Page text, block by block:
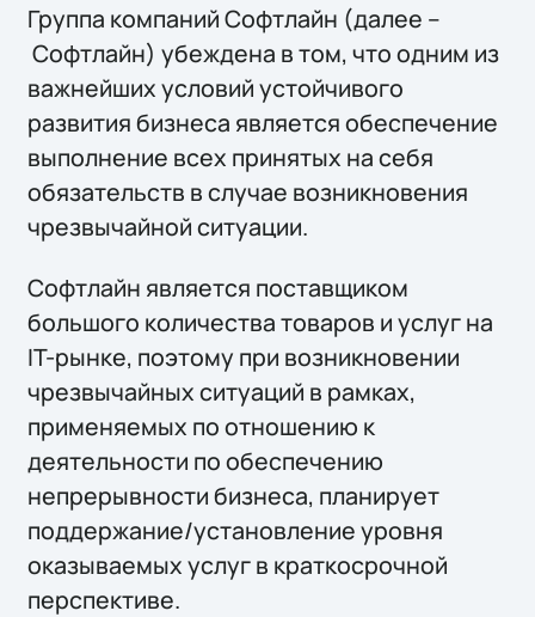
Группа компаний Софтлайн (далее –
Софтлайн) убеждена в том, что одним из
важнейших условий устойчивого
развития бизнеса является обеспечение
выполнение всех принятых на себя
обязательств в случае возникновения
чрезвычайной ситуации.
Софтлайн является поставщиком
большого количества товаров и услуг на
IT-рынке, поэтому при возникновении
чрезвычайных ситуаций в рамках,
применяемых по отношению к
деятельности по обеспечению
непрерывности бизнеса, планирует
поддержание/установление уровня
оказываемых услуг в краткосрочной
перспективе.